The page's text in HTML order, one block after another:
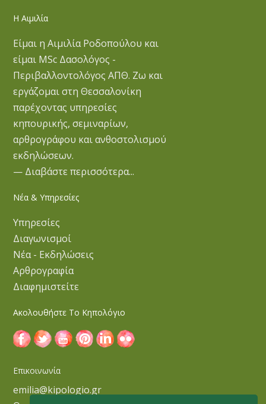
Η Αιμιλία
Είμαι η Αιμιλία Ροδοπούλου και
είμαι MSc Δασολόγος -
Περιβαλλοντολόγος ΑΠΘ. Ζω και
εργάζομαι στη Θεσσαλονίκη
παρέχοντας υπηρεσίες
κηπουρικής, σεμιναρίων,
αρθρογράφου και ανθοστολισμού
εκδηλώσεων.
— Διαβάστε περισσότερα...
Νέα & Υπηρεσίες
Υπηρεσίες
Διαγωνισμοί
Νέα - Εκδηλώσεις
Αρθρογραφία
Διαφημιστείτε
Ακολουθήστε Το Κηπολόγιο
Επικοινωνία
emilia@kipologio.gr